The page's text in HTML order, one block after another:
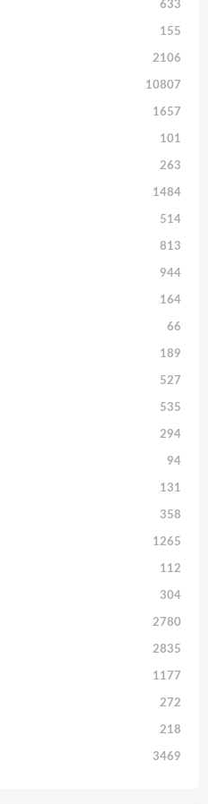
633
155
2106
10807
1657
101
263
1484
514
813
944
164
66
189
527
535
294
94
131
358
1265
112
304
2780
2835
1177
272
218
3469